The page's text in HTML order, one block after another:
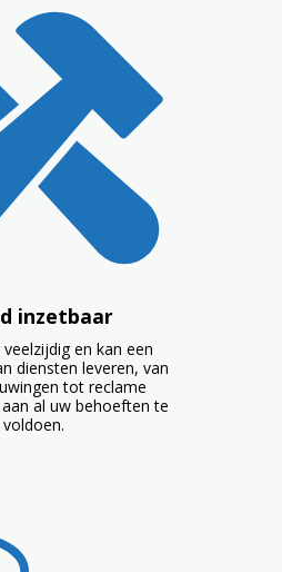
inzetbaar
en kan een
diensten leveren, van
tot reclame
al uw behoeften te
voldoen.